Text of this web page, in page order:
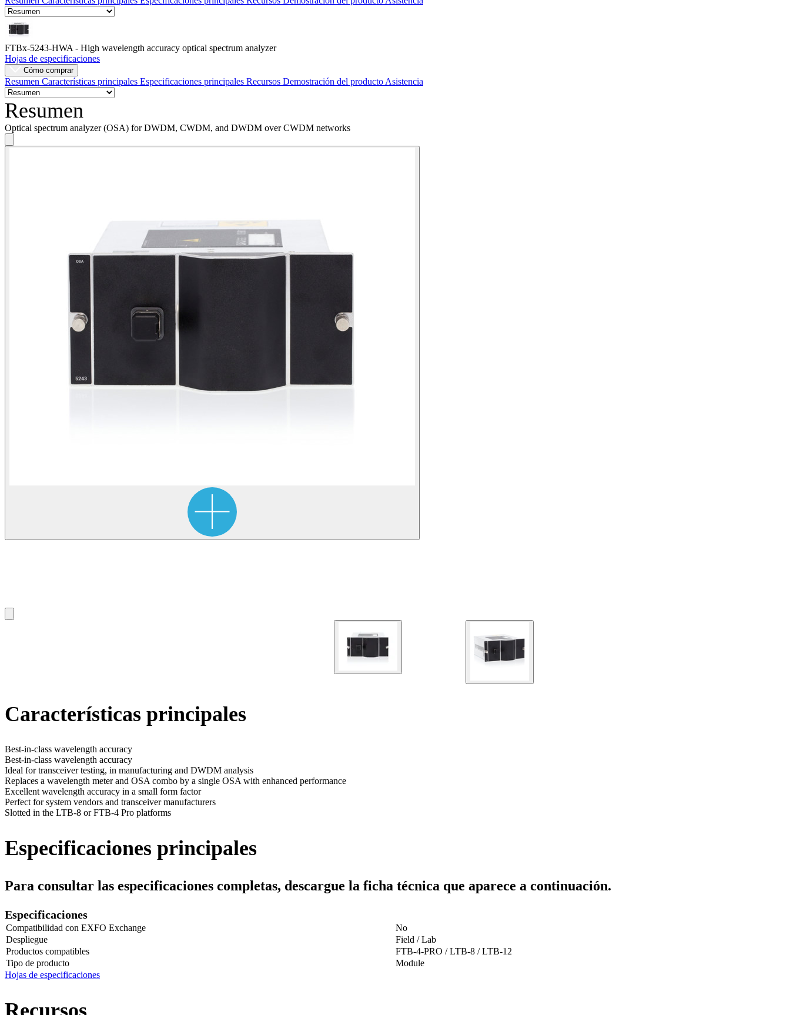
Carreras
Socios
Proveedores
FTBx-5243-HWA - High wavelength accuracy optical spectrum analyzer
Hojas de especificaciones
Cómo comprar
Resumen Características principales Especificaciones principales Recursos Demostración del producto Asistencia
Resumen
Optical spectrum analyzer (OSA) for DWDM, CWDM, and DWDM over CWDM networks
Características principales
Best-in-class wavelength accuracy
Best-in-class wavelength accuracy
Ideal for transceiver testing, in manufacturing and DWDM analysis
Replaces a wavelength meter and OSA combo by a single OSA with enhanced performance
Excellent wavelength accuracy in a small form factor
Perfect for system vendors and transceiver manufacturers
Slotted in the LTB-8 or FTB-4 Pro platforms
Especificaciones principales
Para consultar las especificaciones completas, descargue la ficha técnica que aparece a continuación.
Especificaciones
Compatibilidad con EXFO Exchange
No
Despliegue
Field / Lab
Productos compatibles
FTB-4-PRO / LTB-8 / LTB-12
Tipo de producto
Module
Hojas de especificaciones
Recursos